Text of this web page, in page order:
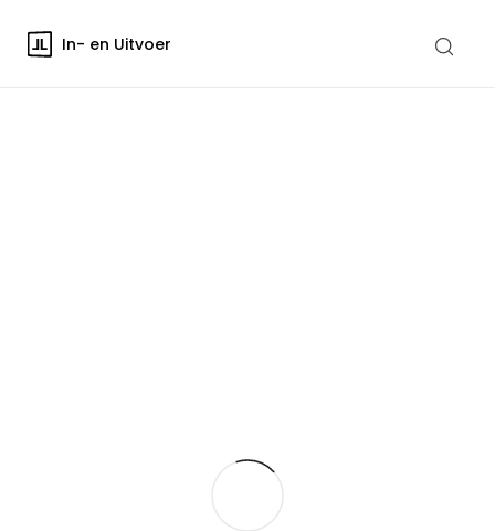
In- en Uitvoer